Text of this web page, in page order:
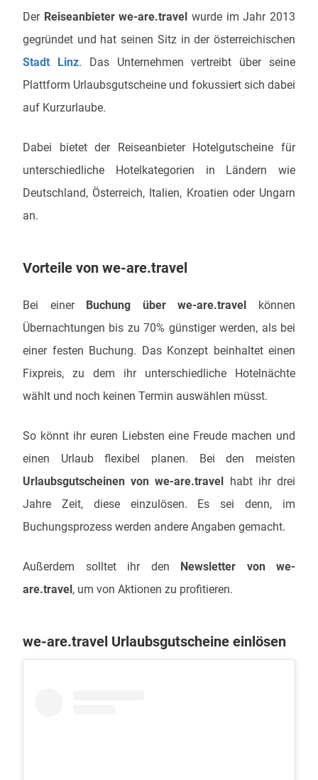
Der Reiseanbieter we-are.travel wurde im Jahr 2013
gegründet und hat seinen Sitz in der österreichischen
Stadt Linz. Das Unternehmen vertreibt über seine
Plattform Urlaubsgutscheine und fokussiert sich dabei
auf Kurzurlaube.
Dabei bietet der Reiseanbieter Hotelgutscheine für
unterschiedliche Hotelkategorien in Ländern wie
Deutschland, Österreich, Italien, Kroatien oder Ungarn
an.
Vorteile von we-are.travel
Bei einer Buchung über we-are.travel können
Übernachtungen bis zu 70% günstiger werden, als bei
einer festen Buchung. Das Konzept beinhaltet einen
Fixpreis, zu dem ihr unterschiedliche Hotelnächte
wählt und noch keinen Termin auswählen müsst.
So könnt ihr euren Liebsten eine Freude machen und
einen Urlaub flexibel planen. Bei den meisten
Urlaubsgutscheinen von we-are.travel habt ihr drei
Jahre Zeit, diese einzulösen. Es sei denn, im
Buchungsprozess werden andere Angaben gemacht.
Außerdem solltet ihr den Newsletter von we-
are.travel, um von Aktionen zu profitieren.
we-are.travel Urlaubsgutscheine einlösen